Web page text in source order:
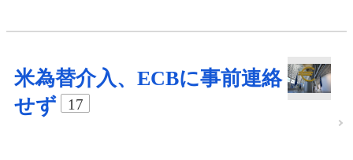
米為替介入、ECBに事前連絡
せず
17